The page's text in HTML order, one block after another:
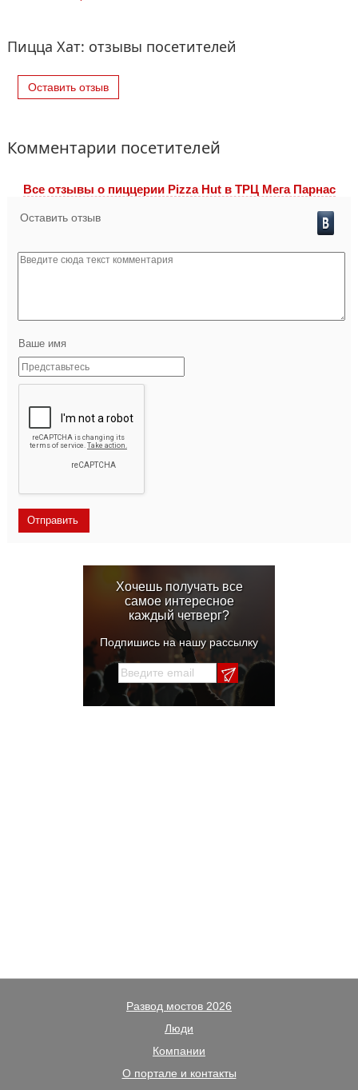
Пицца Хат: отзывы посетителей
Оставить отзыв
Комментарии посетителей
Все отзывы o пиццерии Pizza Hut в ТРЦ Мега Парнас
Оставить отзыв
Ваше имя
Хочешь получать все
самое интересное
каждый четверг?
Подпишись на нашу рассылку
Развод мостов 2026
Люди
Компании
О портале и контакты